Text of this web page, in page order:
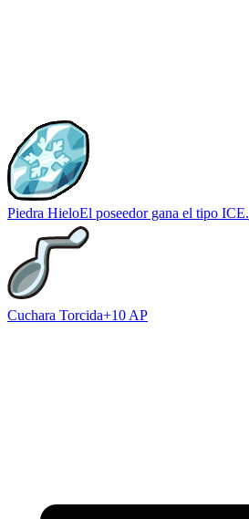
Piedra HieloEl poseedor gana el tipo ICE.
Cuchara Torcida+10 AP